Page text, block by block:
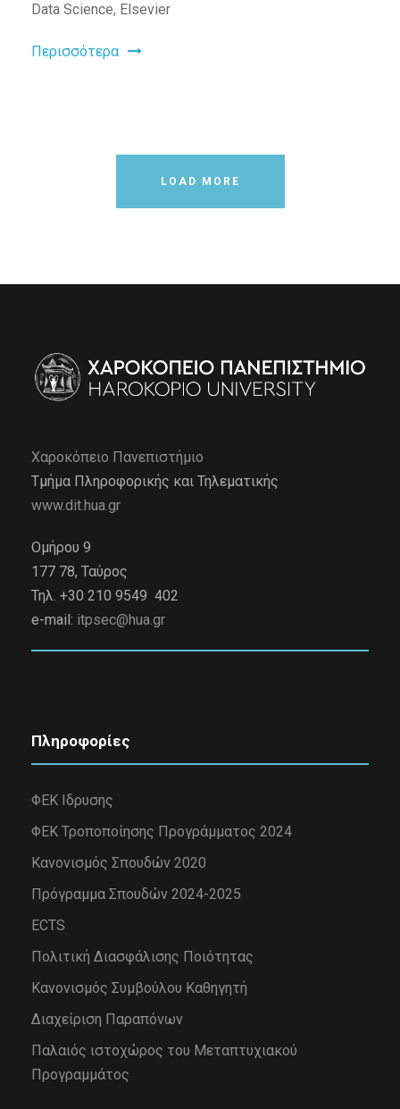
Data Science, Elsevier
Περισσότερα
LOAD MORE
Χαροκόπειο Πανεπιστήμιο
Τμήμα Πληροφορικής και Τηλεματικής
www.dit.hua.gr
Ομήρου 9
177 78, Ταύρος
Τηλ. +30 210 9549 402
e-mail: itpsec@hua.gr
Πληροφορίες
ΦΕΚ Ιδρυσης
ΦΕΚ Τροποποίησης Προγράμματος 2024
Κανονισμός Σπουδών 2020
Πρόγραμμα Σπουδών 2024-2025
ECTS
Πολιτική Διασφάλισης Ποιότητας
Κανονισμός Συμβούλου Καθηγητή
Διαχείριση Παραπόνων
Παλαιός ιστοχώρος του Μεταπτυχιακού
Προγραμμάτος